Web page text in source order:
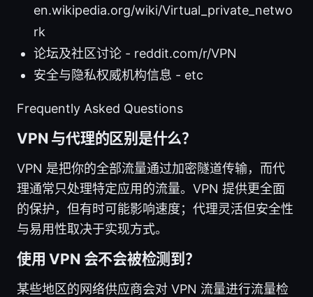
en.wikipedia.org/wiki/Virtual_private_netwo
rk
论坛及社区讨论 - reddit.com/r/VPN
安全与隐私权威机构信息 - etc
Frequently Asked Questions
VPN 与代理的区别是什么？
VPN 是把你的全部流量通过加密隧道传输，而代
理通常只处理特定应用的流量。VPN 提供更全面
的保护，但有时可能影响速度；代理灵活但安全性
与易用性取决于实现方式。
使用 VPN 会不会被检测到？
某些地区的网络供应商会对 VPN 流量进行流量检